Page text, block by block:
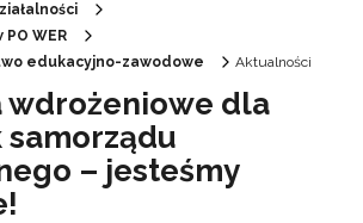
WER
edukacyjno-zawodowe
Aktualności
wdrożeniowe dla
– jesteśmy